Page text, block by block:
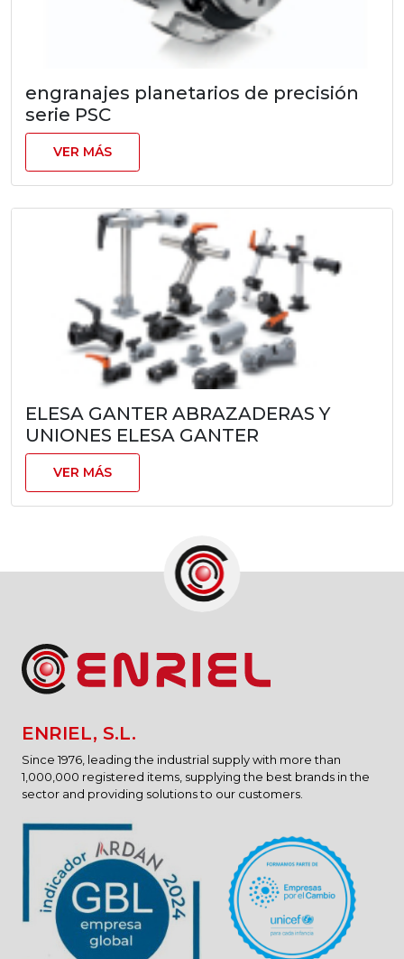
engranajes planetarios de precisión
serie PSC
VER MÁS
ELESA GANTER ABRAZADERAS Y
UNIONES ELESA GANTER
VER MÁS
ENRIEL, S.L.
Since 1976, leading the industrial supply with more than
1,000,000 registered items, supplying the best brands in the
sector and providing solutions to our customers.